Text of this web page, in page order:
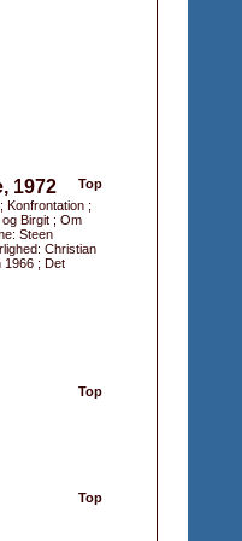
Top
1972
Konfrontation ;
Birgit ; Om
Steen
Christian
1966 ; Det
Top
Top